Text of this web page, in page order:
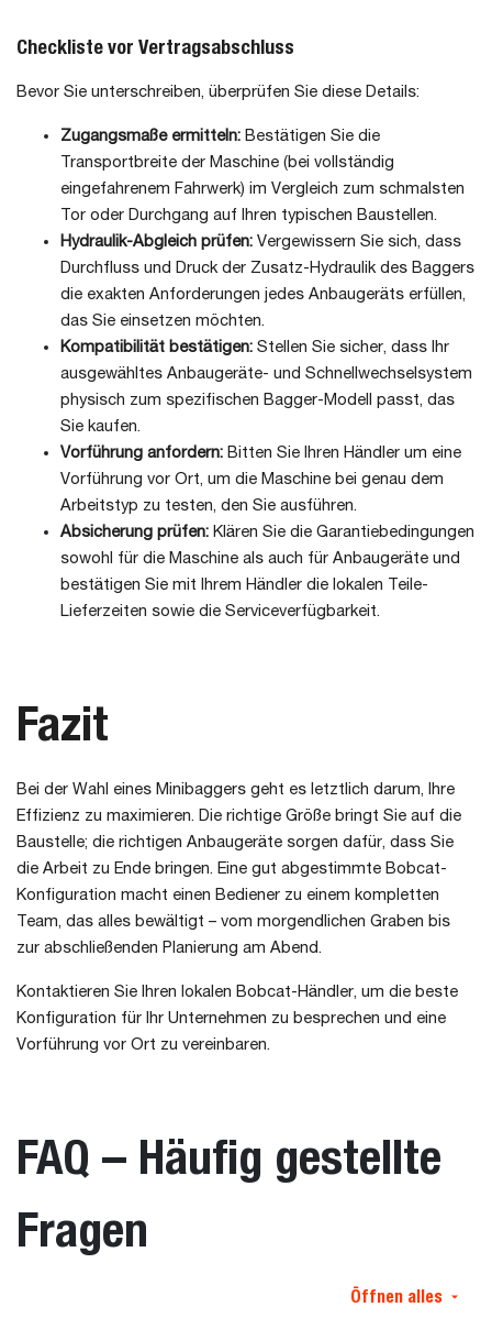
Checkliste vor Vertragsabschluss
Bevor Sie unterschreiben, überprüfen Sie diese Details:
Zugangsmaße ermitteln: Bestätigen Sie die
Transportbreite der Maschine (bei vollständig
eingefahrenem Fahrwerk) im Vergleich zum schmalsten
Tor oder Durchgang auf Ihren typischen Baustellen.
Hydraulik-Abgleich prüfen: Vergewissern Sie sich, dass
Durchfluss und Druck der Zusatz-Hydraulik des Baggers
die exakten Anforderungen jedes Anbaugeräts erfüllen,
das Sie einsetzen möchten.
Kompatibilität bestätigen: Stellen Sie sicher, dass Ihr
ausgewähltes Anbaugeräte- und Schnellwechselsystem
physisch zum spezifischen Bagger-Modell passt, das
Sie kaufen.
Vorführung anfordern: Bitten Sie Ihren Händler um eine
Vorführung vor Ort, um die Maschine bei genau dem
Arbeitstyp zu testen, den Sie ausführen.
Absicherung prüfen: Klären Sie die Garantiebedingungen
sowohl für die Maschine als auch für Anbaugeräte und
bestätigen Sie mit Ihrem Händler die lokalen Teile-
Lieferzeiten sowie die Serviceverfügbarkeit.
Fazit
Bei der Wahl eines Minibaggers geht es letztlich darum, Ihre
Effizienz zu maximieren. Die richtige Größe bringt Sie auf die
Baustelle; die richtigen Anbaugeräte sorgen dafür, dass Sie
die Arbeit zu Ende bringen. Eine gut abgestimmte Bobcat-
Konfiguration macht einen Bediener zu einem kompletten
Team, das alles bewältigt – vom morgendlichen Graben bis
zur abschließenden Planierung am Abend.
Kontaktieren Sie Ihren lokalen Bobcat-Händler, um die beste
Konfiguration für Ihr Unternehmen zu besprechen und eine
Vorführung vor Ort zu vereinbaren.
FAQ – Häufig gestellte
Fragen
Öffnen alles